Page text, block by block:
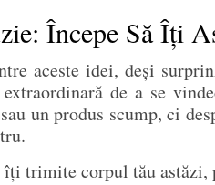
Începe Să Îți
aceste idei, deși
extraordinară de a se
un produs scump, ci
îți trimite corpul tău astăzi,